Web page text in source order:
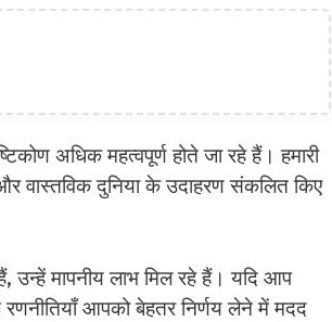
अधिक महत्वपूर्ण होते जा रहे हैं। हमारी
वास्तविक दुनिया के उदाहरण संकलित किए
मापनीय लाभ मिल रहे हैं। यदि आप
आपको बेहतर निर्णय लेने में मदद